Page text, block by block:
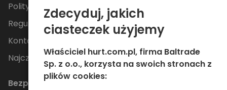
Polityka Prywatności
Regulamin
Kontakt
Najczęściej zadawane pytania
Bezpieczne płatności
Zdecyduj, jakich
ciasteczek użyjemy
Właściciel hurt.com.pl, firma Baltrade
Sp. z o.o., korzysta na swoich stronach z
plików cookies: